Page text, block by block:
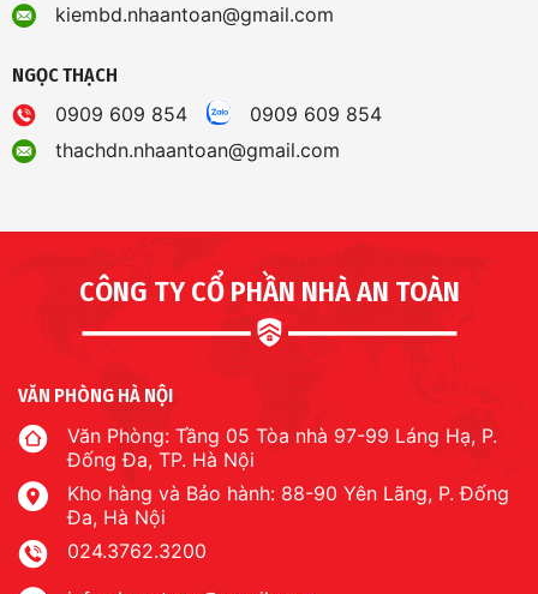
kiembd.nhaantoan@gmail.com
NGỌC THẠCH
0909 609 854
0909 609 854
thachdn.nhaantoan@gmail.com
CÔNG TY CỔ PHẦN NHÀ AN TOÀN
VĂN PHÒNG HÀ NỘI
Văn Phòng: Tầng 05 Tòa nhà 97-99 Láng Hạ, P.
Đống Đa, TP. Hà Nội
Kho hàng và Bảo hành: 88-90 Yên Lãng, P. Đống
Đa, Hà Nội
024.3762.3200